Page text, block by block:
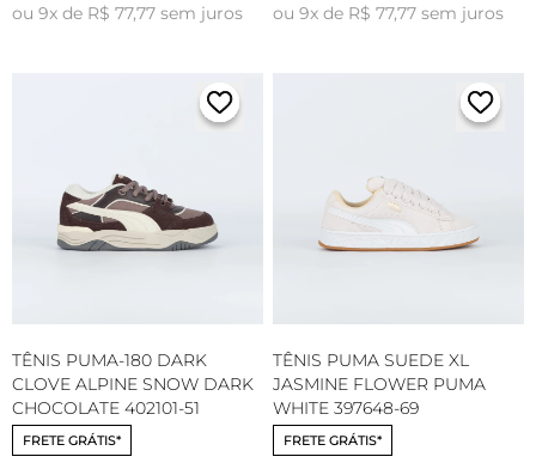
ou 9x de R$ 77,77 sem juros ou 9x de R$ 77,77 sem juros
TÊNIS PUMA-180 DARK
CLOVE ALPINE SNOW DARK
CHOCOLATE 402101-51
FRETE GRÁTIS*
TÊNIS PUMA SUEDE XL
JASMINE FLOWER PUMA
WHITE 397648-69
FRETE GRÁTIS*